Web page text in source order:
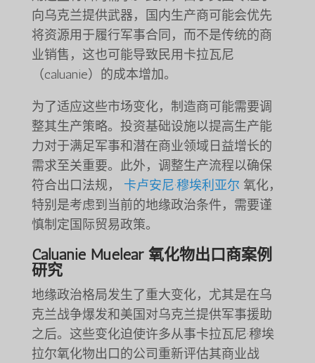
向乌克兰提供武器，国内生产商可能会优先
将资源用于履行军事合同，而不是传统的商
业销售，这也可能导致民用卡拉瓦尼
（caluanie）的成本增加。
为了适应这些市场变化，制造商可能需要调
整其生产策略。投资基础设施以提高生产能
力对于满足军事和潜在商业领域日益增长的
需求至关重要。此外，调整生产流程以确保
符合出口法规， 卡卢安尼·穆埃利亚尔 氧化，
特别是考虑到当前的地缘政治条件，需要谨
慎制定国际贸易政策。
Caluanie Muelear 氧化物出口商案例
研究
地缘政治格局发生了重大变化，尤其是在乌
克兰战争爆发和美国对乌克兰提供军事援助
之后。这些变化迫使许多从事卡拉瓦尼·穆埃
拉尔氧化物出口的公司重新评估其商业战